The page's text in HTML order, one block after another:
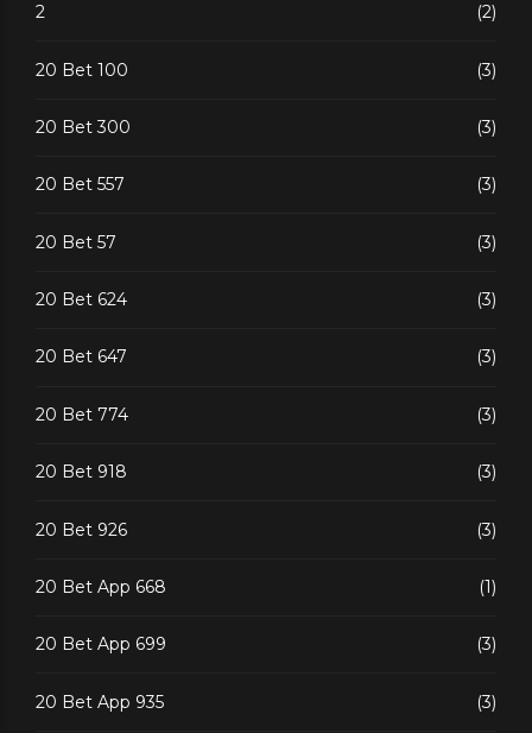
2 (2)
20 Bet 100 (3)
20 Bet 300 (3)
20 Bet 557 (3)
20 Bet 57 (3)
20 Bet 624 (3)
20 Bet 647 (3)
20 Bet 774 (3)
20 Bet 918 (3)
20 Bet 926 (3)
20 Bet App 668 (1)
20 Bet App 699 (3)
20 Bet App 935 (3)